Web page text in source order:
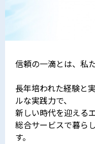
信頼の一滴とは、私
長年培われた経験と
ルな実践力で、
新しい時代を迎える
総合サービスで暮ら
す。